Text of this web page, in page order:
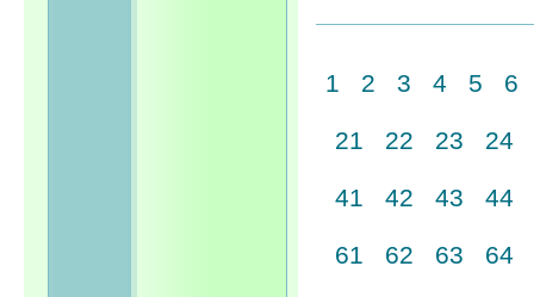
1 2 3 4 5 6
21 22 23 24
41 42 43 44
61 62 63 64